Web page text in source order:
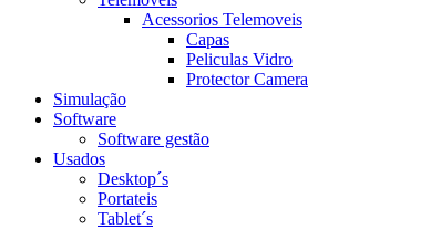
Acessorios Telemoveis
Capas
Peliculas Vidro
Protector Camera
Simulação
Software
Software gestão
Usados
Desktop´s
Portateis
Tablet´s